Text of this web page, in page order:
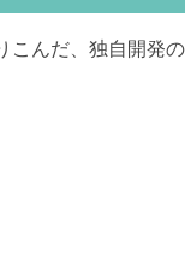
こんだ、独自開発の